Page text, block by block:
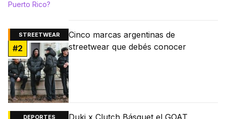
STREETWEAR
#2
Cinco marcas argentinas de
streetwear que debés conocer
DEPORTES
Duki x Clutch Básquet el GOAT